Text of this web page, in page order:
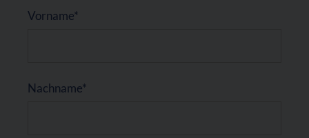
Vorname*
Nachname*
label(Bitte nicht ausfüllen)